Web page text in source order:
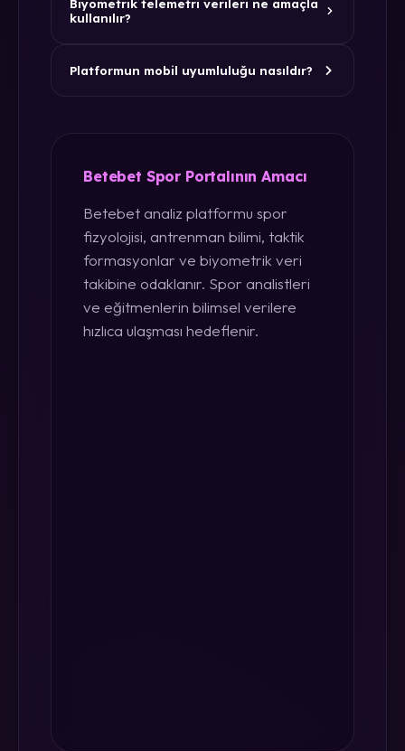
Biyometrik telemetri verileri ne amaçla
kullanılır?
Platformun mobil uyumluluğu nasıldır?
Betebet Spor Portalının Amacı
Betebet analiz platformu spor
fizyolojisi, antrenman bilimi, taktik
formasyonlar ve biyometrik veri
takibine odaklanır. Spor analistleri
ve eğitmenlerin bilimsel verilere
hızlıca ulaşması hedeflenir.